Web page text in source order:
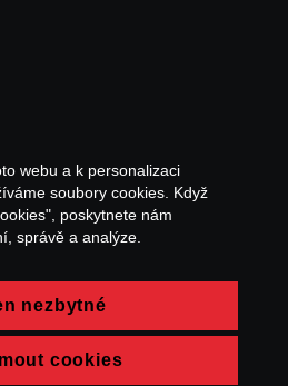
webu a k personalizaci
soubory cookies. Když
poskytnete nám
správě a analýze.
nezbytné
cookies